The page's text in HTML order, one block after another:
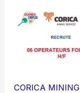
CORICA MINING